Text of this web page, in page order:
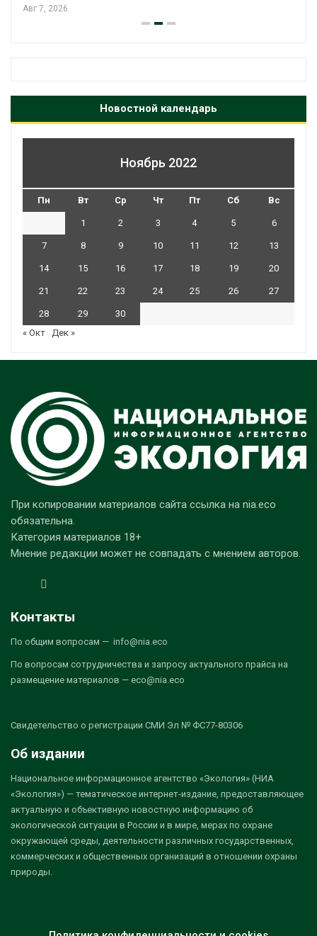
Авг 7, 2026
Новостной календарь
Ноябрь 2022
Пн Вт Ср Чт Пт Сб Вс
1 2 3 4 5 6
7 8 9 10 11 12 13
14 15 16 17 18 19 20
21 22 23 24 25 26 27
28 29
30
« Окт
Дек »
При копировании материалов сайта ссылка на nia.eco
обязательна.
Категория материалов 18+
Мнение редакции может не совпадать с мнением авторов.
Контакты
По общим вопросам — info@nia.eco
По вопросам сотрудничества и запросу актуального прайса на
размещение материалов — eco@nia.eco
Свидетельство о регистрации СМИ Эл № ФС77-80306
Об издании
Национальное информационное агентство «Экология» (НИА
«Экология») — тематическое интернет-издание, предоставляющее
актуальную и объективную новостную информацию об
экологической ситуации в России и в мире, мерах по охране
окружающей среды, деятельности различных государственных,
коммерческих и общественных организаций в отношении охраны
природы.